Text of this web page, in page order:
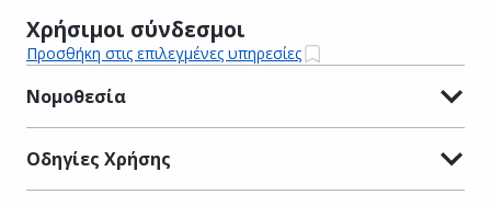
Χρήσιμοι σύνδεσμοι
Προσθήκη στις επιλεγμένες υπηρεσίες
Νομοθεσία
Οδηγίες Χρήσης